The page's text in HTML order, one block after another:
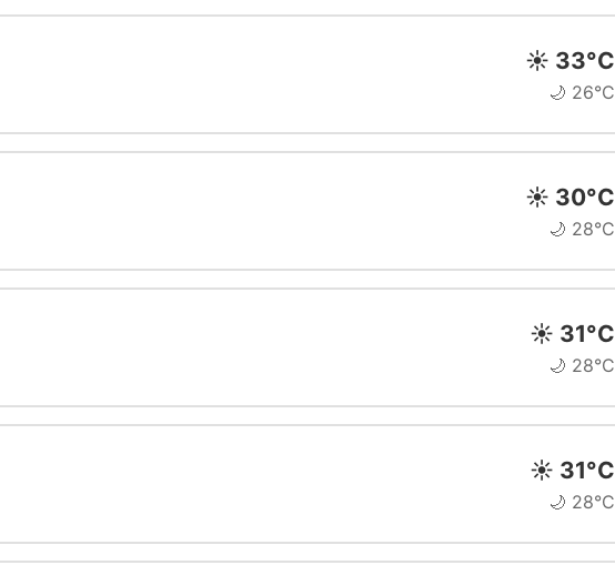
☀️ 33°C
🌙 26°C
☀️ 30°C
🌙 28°C
☀️ 31°C
🌙 28°C
☀️ 31°C
🌙 28°C